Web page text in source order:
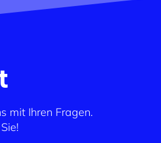
mit Ihren Fragen.